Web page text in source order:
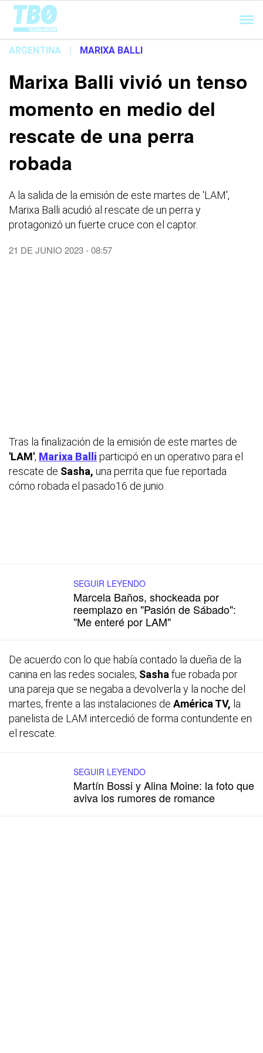
Cargando...
ARGENTINA | MARIXA BALLI
Marixa Balli vivió un tenso
momento en medio del
rescate de una perra
robada
A la salida de la emisión de este martes de 'LAM',
Marixa Balli acudió al rescate de un perra y
protagonizó un fuerte cruce con el captor.
21 DE JUNIO 2023 - 08:57
Tras la finalización de la emisión de este martes de
'LAM', Marixa Balli participó en un operativo para el
rescate de Sasha, una perrita que fue reportada
cómo robada el pasado16 de junio.
SEGUIR LEYENDO
Marcela Baños, shockeada por
reemplazo en "Pasión de Sábado":
"Me enteré por LAM"
De acuerdo con lo que había contado la dueña de la
canina en las redes sociales, Sasha fue robada por
una pareja que se negaba a devolverla y la noche del
martes, frente a las instalaciones de América TV, la
panelista de LAM intercedió de forma contundente en
el rescate.
SEGUIR LEYENDO
Martín Bossi y Alina Moine: la foto que
aviva los rumores de romance